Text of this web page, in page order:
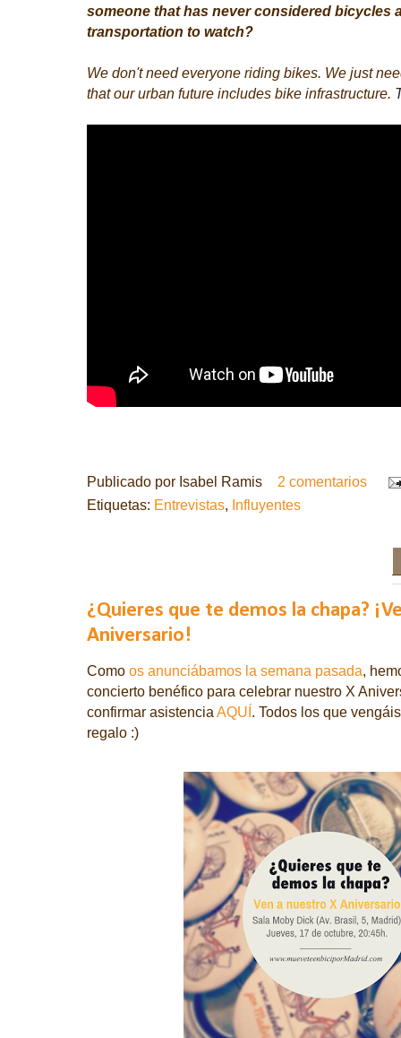
someone that has never considered bicycles
transportation to watch?
We don't need everyone riding bikes. We just
that our urban future includes bike infrastructure.
Publicado por Isabel Ramis
2 comentarios
Etiquetas: Entrevistas, Influyentes
¿Quieres que te demos la chapa?
Aniversario!
Como os anunciábamos la semana pasada,
concierto benéfico para celebrar nuestro X
confirmar asistencia AQUÍ. Todos los que
regalo :)